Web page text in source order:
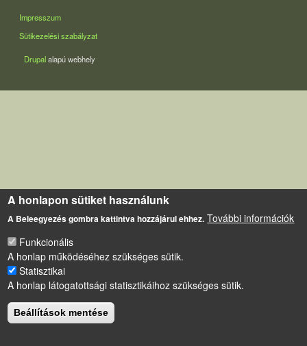
LÁBLÉC
Impresszum
Sütikezelési szabályzat
Drupalalapú webhely
A honlapon sütiket használunk
A Beleegyezés gombra kattintva hozzájárul ehhez. További információk
Funkcionális
A honlap működéséhez szükséges sütik.
Statisztikai
A honlap látogatottsági statisztikáihoz szükséges sütik.
Beállítások mentése